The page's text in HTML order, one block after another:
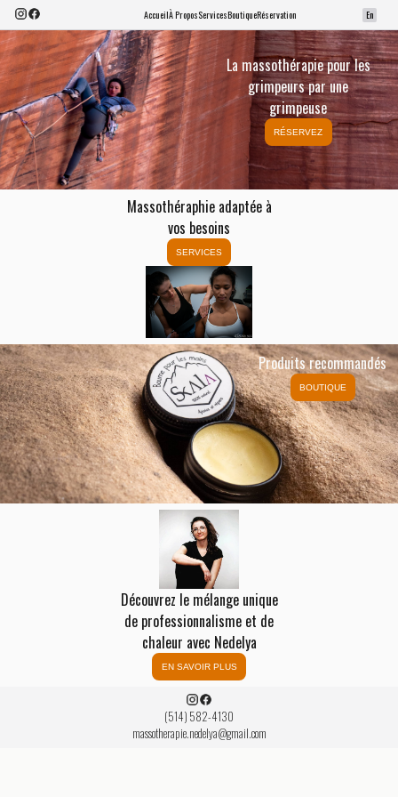
AccueilÀ ProposServicesBoutiqueRéservation En
La massothérapie pour les
grimpeurs par une
grimpeuse
RÉSERVEZ
Massothéraphie adaptée à
vos besoins
SERVICES
Produits recommandés
BOUTIQUE
Découvrez le mélange unique
de professionnalisme et de
chaleur avec Nedelya
EN SAVOIR PLUS
(514) 582-4130
massotherapie.nedelya@gmail.com